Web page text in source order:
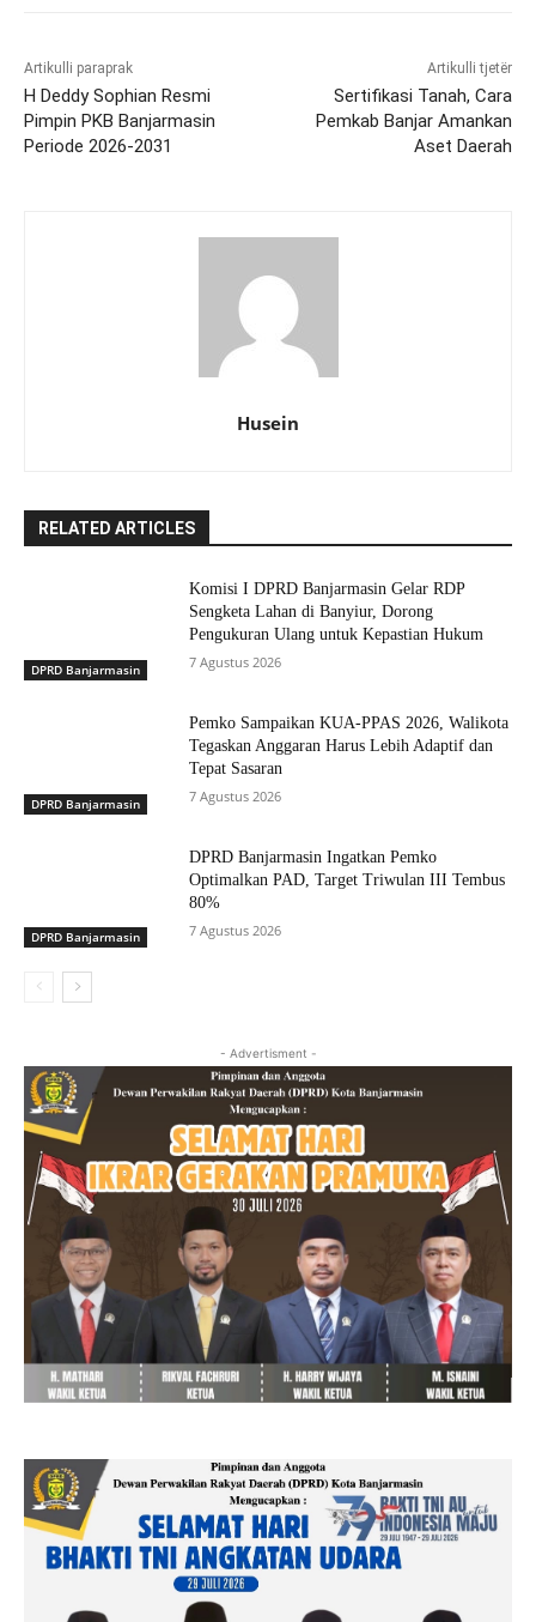
Artikulli paraprak
H Deddy Sophian Resmi
Pimpin PKB Banjarmasin
Periode 2026-2031
Artikulli tjetër
Sertifikasi Tanah, Cara
Pemkab Banjar Amankan
Aset Daerah
Husein
RELATED ARTICLES
DPRD Banjarmasin
Komisi I DPRD Banjarmasin Gelar RDP
Sengketa Lahan di Banyiur, Dorong
Pengukuran Ulang untuk Kepastian Hukum
7 Agustus 2026
DPRD Banjarmasin
Pemko Sampaikan KUA-PPAS 2026, Walikota
Tegaskan Anggaran Harus Lebih Adaptif dan
Tepat Sasaran
7 Agustus 2026
DPRD Banjarmasin
DPRD Banjarmasin Ingatkan Pemko
Optimalkan PAD, Target Triwulan III Tembus
80%
7 Agustus 2026
- Advertisment -